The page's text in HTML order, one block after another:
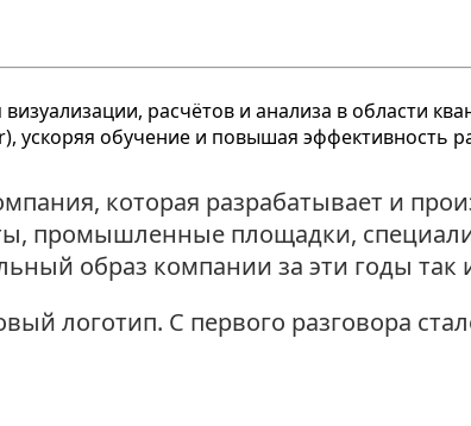
которая разрабатывает и
промышленные площадки,
образ компании за эти годы так
логотип. С первого разговора